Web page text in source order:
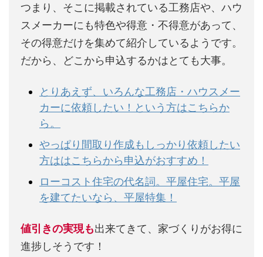
つまり、そこに掲載されている工務店や、ハウ
スメーカーにも特色や得意・不得意があって、
その得意だけを集めて紹介しているようです。
だから、どこから申込するかはとても大事。
とりあえず、いろんな工務店・ハウスメー
カーに依頼したい！という方はこちらか
ら。
やっぱり間取り作成もしっかり依頼したい
方ははこちらから申込がおすすめ！
ローコスト住宅の代名詞。平屋住宅。平屋
を建てたいなら、平屋特集！
値引きの実現も出来てきて、家づくりがお得に
進捗しそうです！